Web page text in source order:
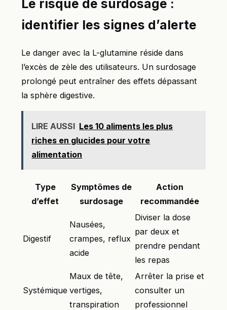
Le risque de surdosage :
identifier les signes d’alerte
Le danger avec la L-glutamine réside dans
l’excès de zèle des utilisateurs. Un surdosage
prolongé peut entraîner des effets dépassant
la sphère digestive.
LIRE AUSSI Les 10 aliments les plus
riches en glucides pour votre
alimentation
Type
d’effet
Symptômes de
surdosage
Action
recommandée
Digestif
Nausées,
crampes, reflux
acide
Diviser la dose
par deux et
prendre pendant
les repas
Systémique
Maux de tête,
vertiges,
transpiration
Arrêter la prise et
consulter un
professionnel